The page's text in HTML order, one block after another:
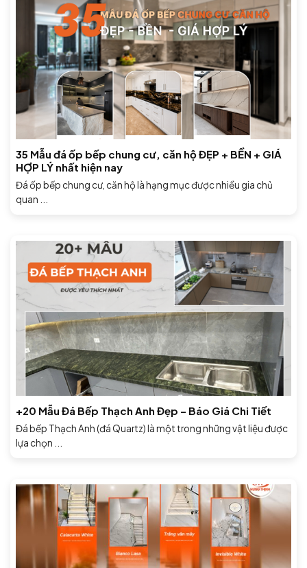
35 Mẫu đá ốp bếp chung cư, căn hộ ĐẸP + BỀN + GIÁ
HỢP LÝ nhất hiện nay
Đá ốp bếp chung cư, căn hộ là hạng mục được nhiều gia chủ
quan ...
+20 Mẫu Đá Bếp Thạch Anh Đẹp – Báo Giá Chi Tiết
Đá bếp Thạch Anh (đá Quartz) là một trong những vật liệu được
lựa chọn ...